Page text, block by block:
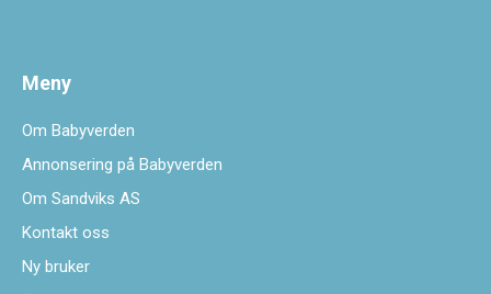
Meny
Om Babyverden
Annonsering på Babyverden
Om Sandviks AS
Kontakt oss
Ny bruker